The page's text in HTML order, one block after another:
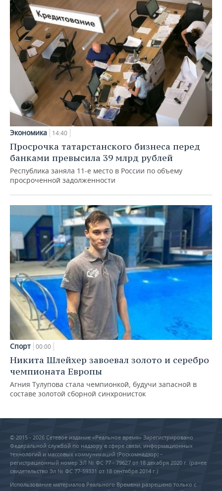
Экономика 14:40
Просрочка татарстанского бизнеса перед
банками превысила 39 млрд рублей
Республика заняла 11-е место в России по объему
просроченной задолженности
Спорт 00:00
Никита Шлейхер завоевал золото и серебро
чемпионата Европы
Агния Тулупова стала чемпионкой, будучи запасной в
составе золотой сборной синхронисток
© 2015 - 2026 Сетевое издание «Реальное время» Зарегистрировано
Федеральной службой по надзору в сфере связи, информационных
технологий и массовых коммуникаций (Роскомнадзор) –
регистрационный номер ЭЛ № ФС 77 - 79627 от 18 декабря 2020 г. (ранее
свидетельство Эл № ФС 77-59331 от 18 сентября 2014 г.)
Использование материалов Реального Времени разрешено только с